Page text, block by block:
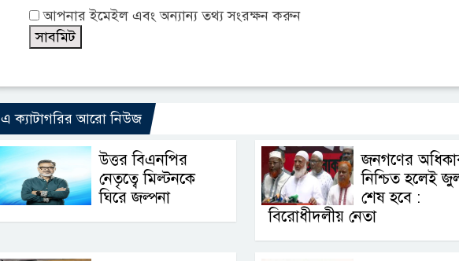
আপনার ইমেইল এবং অন্যান্য তথ্য সংরক্ষন করুন
এ ক্যাটাগরির আরো নিউজ
উত্তর বিএনপির
নেতৃত্বে মিল্টনকে
ঘিরে জল্পনা
জনগণের
নিশ্চিত হলেই
শেষ হবে :
বিরোধীদলীয় নেতা